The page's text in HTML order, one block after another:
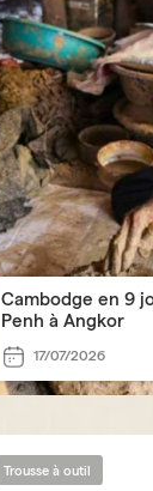
Cambodge en 9
Penh à Angkor
17/07/2026
Trousse à outil